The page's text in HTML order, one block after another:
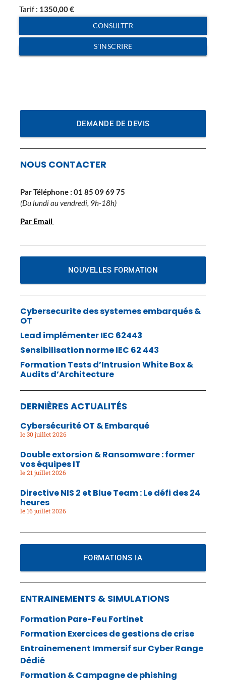
Tarif : 1350,00€
CONSULTER
S'INSCRIRE
DEMANDE DE DEVIS
NOUS CONTACTER
Par Téléphone : 01 85 09 69 75
(Du lundi au vendredi, 9h-18h)
Par Email
NOUVELLES FORMATION
Cybersecurite des systemes embarqués &
OT
Lead implémenter IEC 62443
Sensibilisation norme IEC 62 443
Formation Tests d’Intrusion White Box &
Audits d’Architecture
DERNIÈRES ACTUALITÉS
Cybersécurité OT & Embarqué
30 juillet 2026
Double extorsion & Ransomware : former
vos équipes IT
21 juillet 2026
Directive NIS 2 et Blue Team : Le défi des 24
heures
16 juillet 2026
FORMATIONS IA
ENTRAINEMENTS & SIMULATIONS
Formation Pare-Feu Fortinet
Formation Exercices de gestions de crise
Entrainemenent Immersif sur Cyber Range
Dédié
Formation & Campagne de phishing